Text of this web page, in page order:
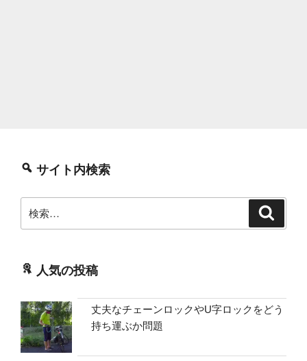
サイト内検索
索:
人気の投稿
丈夫なチェーンロックやU字ロックをどう
持ち運ぶか問題